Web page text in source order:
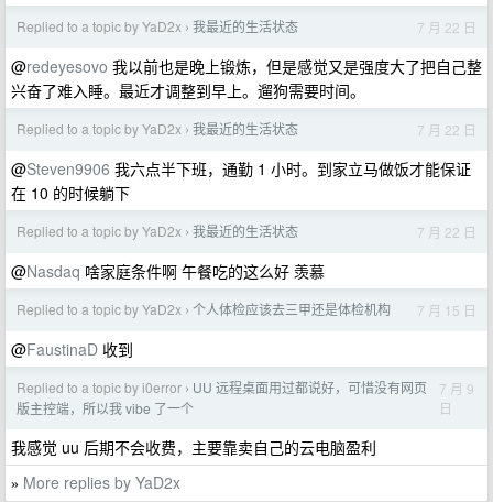
Replied to a topic by YaD2x › 我最近的生活状态 7 月 22 日
@redeyesovo 我以前也是晚上锻炼，但是感觉又是强度大了把自己整
兴奋了难入睡。最近才调整到早上。遛狗需要时间。
Replied to a topic by YaD2x › 我最近的生活状态 7 月 22 日
@Steven9906 我六点半下班，通勤 1 小时。到家立马做饭才能保证
在 10 的时候躺下
Replied to a topic by YaD2x › 我最近的生活状态 7 月 22 日
@Nasdaq 啥家庭条件啊 午餐吃的这么好 羡慕
Replied to a topic by YaD2x › 个人体检应该去三甲还是体检机构 7 月 15 日
@FaustinaD 收到
Replied to a topic by i0error › UU 远程桌面用过都说好，可惜没有网页
版主控端，所以我 vibe 了一个
7 月 9
日
我感觉 uu 后期不会收费，主要靠卖自己的云电脑盈利
» More replies by YaD2x